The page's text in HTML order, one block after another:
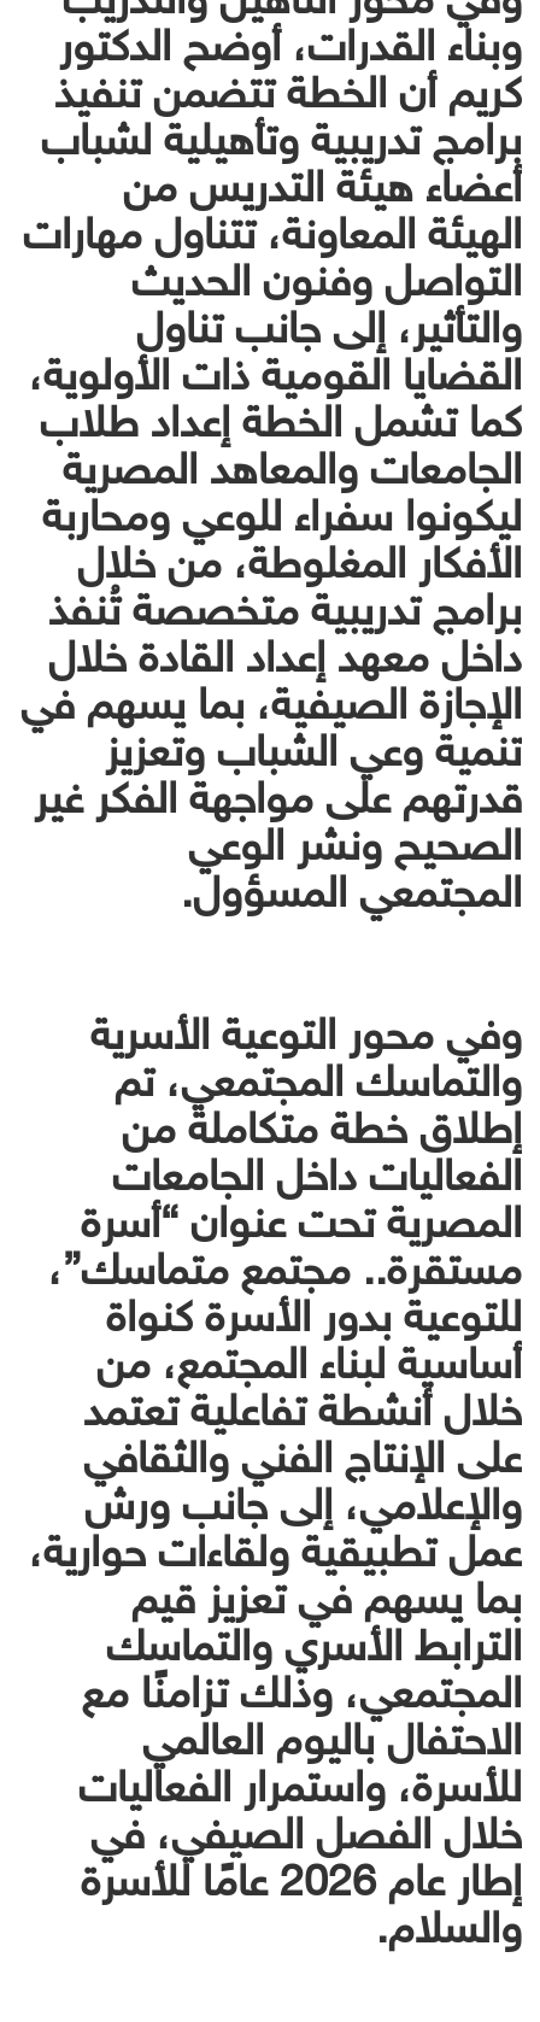
وبناء القدرات، أوضح الدكتور
كريم أن الخطة تتضمن تنفيذ
برامج تدريبية وتأهيلية لشباب
أعضاء هيئة التدريس من
الهيئة المعاونة، تتناول مهارات
التواصل وفنون الحديث
والتأثير، إلى جانب تناول
القضايا القومية ذات الأولوية،
كما تشمل الخطة إعداد طلاب
الجامعات والمعاهد المصرية
ليكونوا سفراء للوعي ومحاربة
الأفكار المغلوطة، من خلال
برامج تدريبية متخصصة تُنفذ
داخل معهد إعداد القادة خلال
الإجازة الصيفية، بما يسهم في
تنمية وعي الشباب وتعزيز
قدرتهم على مواجهة الفكر غير
الصحيح ونشر الوعي
المجتمعي المسؤول.
وفي محور التوعية الأسرية
والتماسك المجتمعي، تم
إطلاق خطة متكاملة من
الفعاليات داخل الجامعات
المصرية تحت عنوان “أسرة
مستقرة.. مجتمع متماسك”،
للتوعية بدور الأسرة كنواة
أساسية لبناء المجتمع، من
خلال أنشطة تفاعلية تعتمد
على الإنتاج الفني والثقافي
والإعلامي، إلى جانب ورش
عمل تطبيقية ولقاءات حوارية،
بما يسهم في تعزيز قيم
الترابط الأسري والتماسك
المجتمعي، وذلك تزامنًا مع
الاحتفال باليوم العالمي
للأسرة، واستمرار الفعاليات
خلال الفصل الصيفي، في
إطار عام 2026 عامًا للأسرة
والسلام.